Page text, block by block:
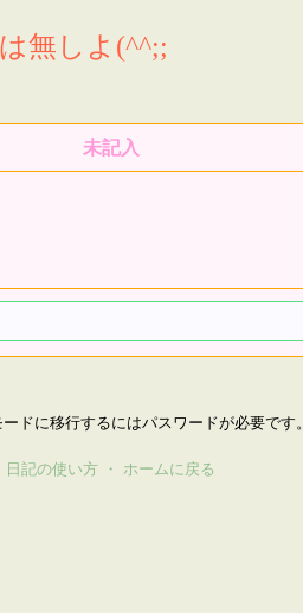
無しよ(^^;;
未記入
ドに移行するにはパスワードが必要です。
日記の使い方 ・ ホームに戻る